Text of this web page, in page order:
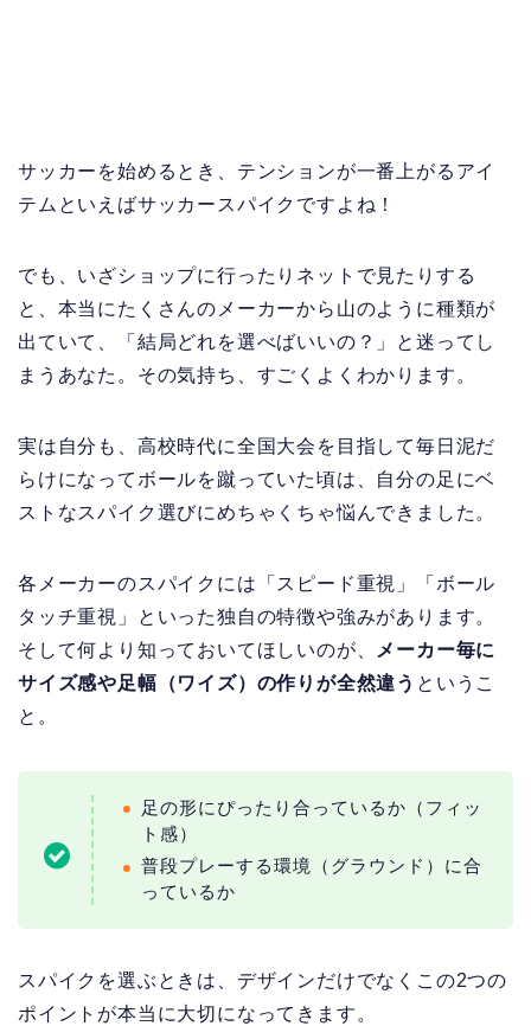
サッカーを始めるとき、テンションが一番上がるアイ
テムといえばサッカースパイクですよね！
でも、いざショップに行ったりネットで見たりする
と、本当にたくさんのメーカーから山のように種類が
出ていて、「結局どれを選べばいいの？」と迷ってし
まうあなた。その気持ち、すごくよくわかります。
実は自分も、高校時代に全国大会を目指して毎日泥だ
らけになってボールを蹴っていた頃は、自分の足にベ
ストなスパイク選びにめちゃくちゃ悩んできました。
各メーカーのスパイクには「スピード重視」「ボール
タッチ重視」といった独自の特徴や強みがあります。
そして何より知っておいてほしいのが、
メーカー毎に
サイズ感や足幅（ワイズ）の作りが全然違う というこ
と。
足の形にぴったり合っているか（フィッ
ト感）
普段プレーする環境（グラウンド）に合
っているか
スパイクを選ぶときは、デザインだけでなくこの2つの
ポイントが本当に大切になってきます。